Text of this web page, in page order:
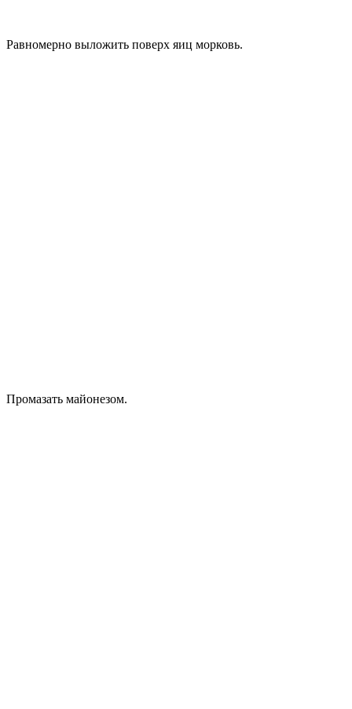
Равномерно выложить поверх яиц морковь.
Промазать майонезом.